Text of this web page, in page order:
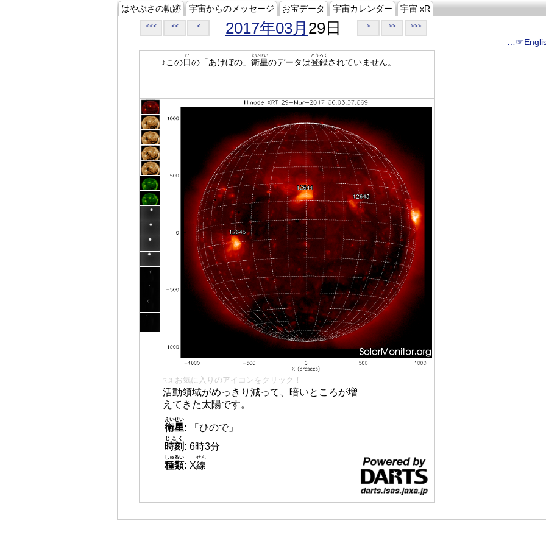
はやぶさの軌跡 宇宙からのメッセージ お宝データ 宇宙カレンダー 宇宙 xR
<<< << < 2017年03月 29日 > >> >>>
♪この日
ひ
の「あけぼの」 衛星
えいせい
のデータは登録
とうろく
されていません。
👈 お気に入りのアイコンをクリック！
活動領域がめっきり減って、暗いところが増
えてきた太陽です。
衛星
えいせい
:
「ひので」
時刻
じこく
: 6時3分
種類
しゅるい
: X線
せん